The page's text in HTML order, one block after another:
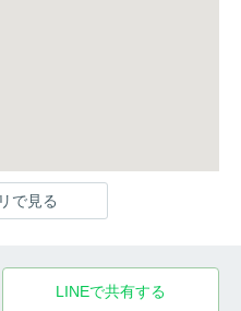
で見る
LINEで共有する